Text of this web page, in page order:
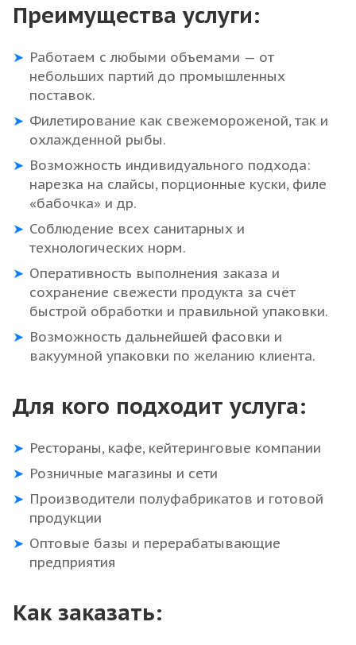
Преимущества услуги:
Работаем с любыми объемами — от
небольших партий до промышленных
поставок.
Филетирование как свежемороженой, так и
охлажденной рыбы.
Возможность индивидуального подхода:
нарезка на слайсы, порционные куски, филе
«бабочка» и др.
Соблюдение всех санитарных и
технологических норм.
Оперативность выполнения заказа и
сохранение свежести продукта за счёт
быстрой обработки и правильной упаковки.
Возможность дальнейшей фасовки и
вакуумной упаковки по желанию клиента.
Для кого подходит услуга:
Рестораны, кафе, кейтеринговые компании
Розничные магазины и сети
Производители полуфабрикатов и готовой
продукции
Оптовые базы и перерабатывающие
предприятия
Как заказать: